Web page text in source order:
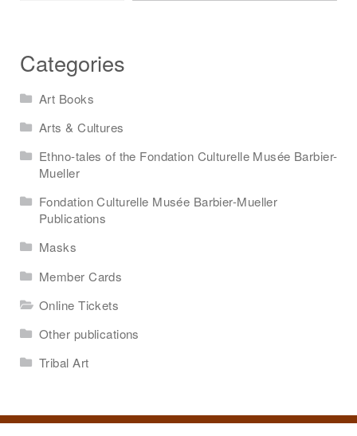
Categories
Art Books
Arts & Cultures
Ethno-tales of the Fondation Culturelle Musée Barbier-
Mueller
Fondation Culturelle Musée Barbier-Mueller
Publications
Masks
Member Cards
Online Tickets
Other publications
Tribal Art